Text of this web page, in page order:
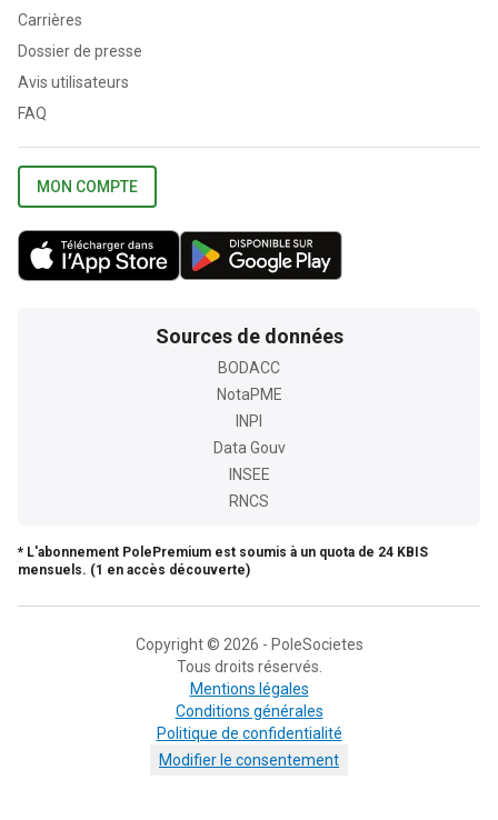
Carrières
Dossier de presse
Avis utilisateurs
FAQ
MON COMPTE
Sources de données
BODACC
NotaPME
INPI
Data Gouv
INSEE
RNCS
* L'abonnement PolePremium est soumis à un quota de 24 KBIS
mensuels. (1 en accès découverte)
Copyright © 2026 - PoleSocietes
Tous droits réservés.
Mentions légales
Conditions générales
Politique de confidentialité
Modifier le consentement